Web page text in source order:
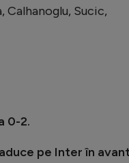
Calhanoglu, Sucic,
0-2.
pe Inter în